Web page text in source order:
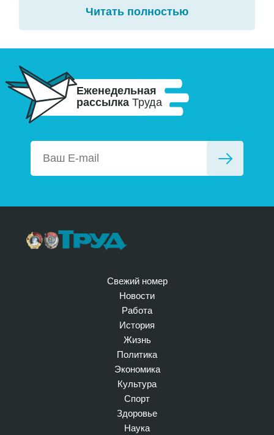
Читать полностью
Еженедельная
рассылка Труда
Свежий номер
Новости
Работа
История
Жизнь
Политика
Экономика
Культура
Спорт
Здоровье
Наука